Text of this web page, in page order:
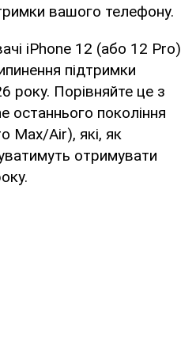
вашого телефону.
iPhone 12 (або 12 Pro)
підтримки
року. Порівняйте це з
останнього покоління
Max/Air), які, як
отримувати